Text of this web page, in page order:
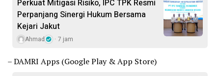
Perkuat Mitigasi Risiko, IPC TPK Resmi
Perpanjang Sinergi Hukum Bersama
Kejari Jakut
Ahmad 7 jam
– DAMRI Apps (Google Play & App Store)